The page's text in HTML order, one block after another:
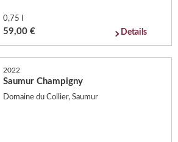
0,75 l
59,00 € Details
2022
Saumur Champigny
Domaine du Collier, Saumur